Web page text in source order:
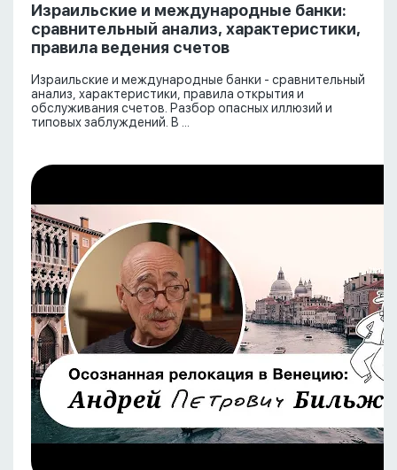
Израильские и международные банки:
сравнительный анализ, характеристики,
правила ведения счетов
Израильские и международные банки - сравнительный
анализ, характеристики, правила открытия и
обслуживания счетов. Разбор опасных иллюзий и
типовых заблуждений. В ...